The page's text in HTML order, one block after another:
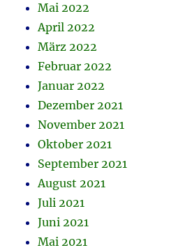
Mai 2022
April 2022
März 2022
Februar 2022
Januar 2022
Dezember 2021
November 2021
Oktober 2021
September 2021
August 2021
Juli 2021
Juni 2021
Mai 2021